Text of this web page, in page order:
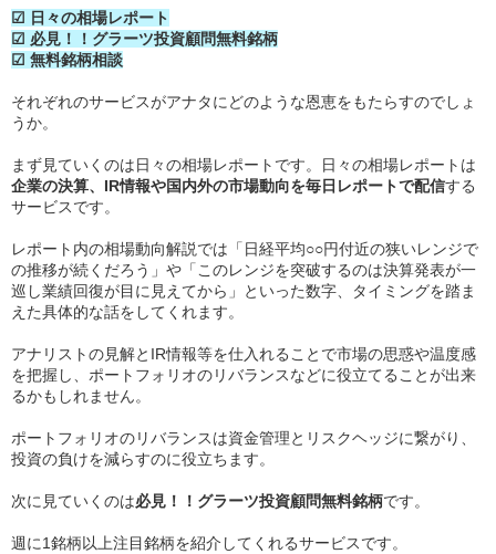
☑ 日々の相場レポート
☑ 必見！！グラーツ投資顧問無料銘柄
☑ 無料銘柄相談
それぞれのサービスがアナタにどのような恩恵をもたらすのでしょ
うか。
まず見ていくのは日々の相場レポートです。日々の相場レポートは
企業の決算、IR情報や国内外の市場動向を毎日レポートで配信する
サービスです。
レポート内の相場動向解説では「日経平均○○円付近の狭いレンジで
の推移が続くだろう」や「このレンジを突破するのは決算発表が一
巡し業績回復が目に見えてから」といった数字、タイミングを踏ま
えた具体的な話をしてくれます。
アナリストの見解とIR情報等を仕入れることで市場の思惑や温度感
を把握し、ポートフォリオのリバランスなどに役立てることが出来
るかもしれません。
ポートフォリオのリバランスは資金管理とリスクヘッジに繋がり、
投資の負けを減らすのに役立ちます。
次に見ていくのは必見！！グラーツ投資顧問無料銘柄です。
週に1銘柄以上注目銘柄を紹介してくれるサービスです。